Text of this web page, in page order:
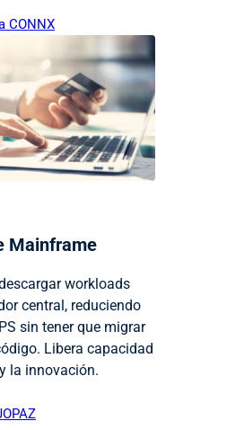
CONNX
Mainframe
workloads
central, reduciendo
sin tener que migrar
Libera capacidad
la innovación.